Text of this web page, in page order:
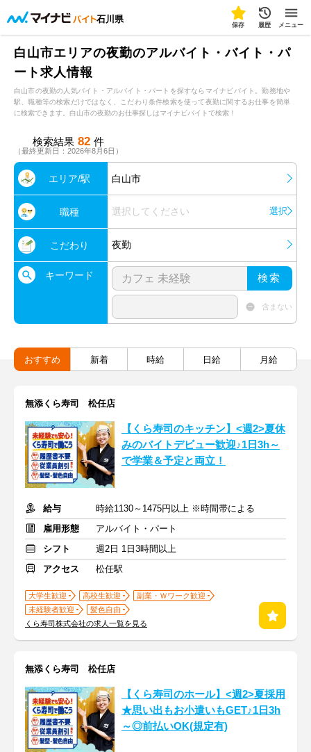
石川県
保存 履歴 メニュー
白山市エリアの夜勤のアルバイト・バイト・パ
ート求人情報
白山市の夜勤の人気バイト・アルバイト・パートを探すならマイナビバイト。勤務地や
駅、職種等の検索だけではなく、こだわり条件検索を使って夜勤に関するお仕事を簡単
に検索できます。白山市の夜勤のお仕事探しはマイナビバイトで検索！
検索結果 82 件
（最終更新日：2026年8月6日）
エリア/駅 白山市
職種 選択してください 選択
こだわり 夜勤
キーワード 検索
含まない
おすすめ 新着 時給 日給 月給
無添くら寿司 松任店
【くら寿司のキッチン】<週2>夏休
みのバイトデビュー歓迎♪1日3h～
で学業＆予定と両立！
給与
時給1130～1475円以上 ※時間帯による
雇用形態
アルバイト・パート
シフト
週2日 1日3時間以上
アクセス
松任駅
大学生歓迎 高校生歓迎
副業・Ｗワーク歓迎
未経験者歓迎
髪色自由
くら寿司株式会社の求人一覧を見る
無添くら寿司 松任店
【くら寿司のホール】<週2>夏採用
★思い出もお小遣いもGET♪1日3h
～◎前払いOK(規定有)